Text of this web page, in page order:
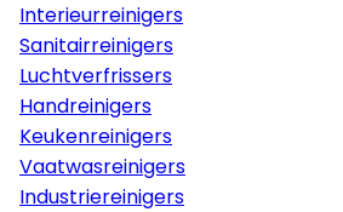
Interieurreinigers
Sanitairreinigers
Luchtverfrissers
Handreinigers
Keukenreinigers
Vaatwasreinigers
Industriereinigers